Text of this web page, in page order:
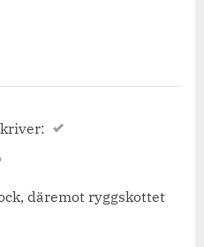
däremot ryggskottet